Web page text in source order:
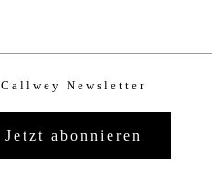
Callwey Newsletter
Jetzt abonnieren